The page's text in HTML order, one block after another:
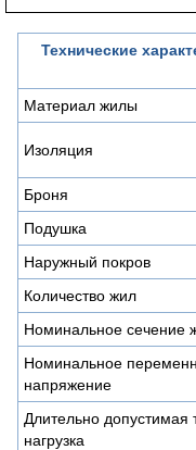
Технические
Материал жилы
Изоляция
Броня
Подушка
Наружный покров
Количество жил
Номинальное сечение
Номинальное
напряжение
Длительно допустимая
нагрузка